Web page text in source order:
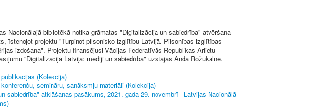
Nacionālajā bibliotēkā notika grāmatas "Digitalizācija un sabiedrība" atvēršana
īstenojot projektu "Turpinot pilsonisko izglītību Latvijā. Pilsonības izglītības
izdošana". Projektu finansējusi Vācijas Federatīvās Republikas Ārlietu
"Digitalizācija Latvijā: mediji un sabiedrība" uzstājās Anda Rožukalne.
(Kolekcija)
semināru, sanāksmju materiāli (Kolekcija)
sabiedrība" atklāšanas pasākums, 2021. gada 29. novembrī - Latvijas Nacionālā